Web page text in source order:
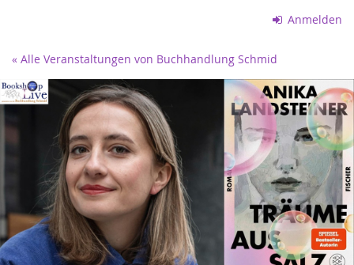
springen
Anmelden
« Alle Veranstaltungen von Buchhandlung Schmid